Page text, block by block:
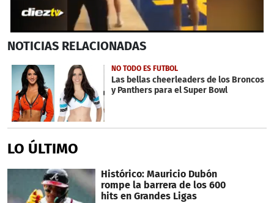
seconds
22
seconds
NOTICIAS RELACIONADAS
NO TODO ES FUTBOL
Las bellas cheerleaders de los Broncos
y Panthers para el Super Bowl
LO ÚLTIMO
Histórico: Mauricio Dubón
rompe la barrera de los 600
hits en Grandes Ligas